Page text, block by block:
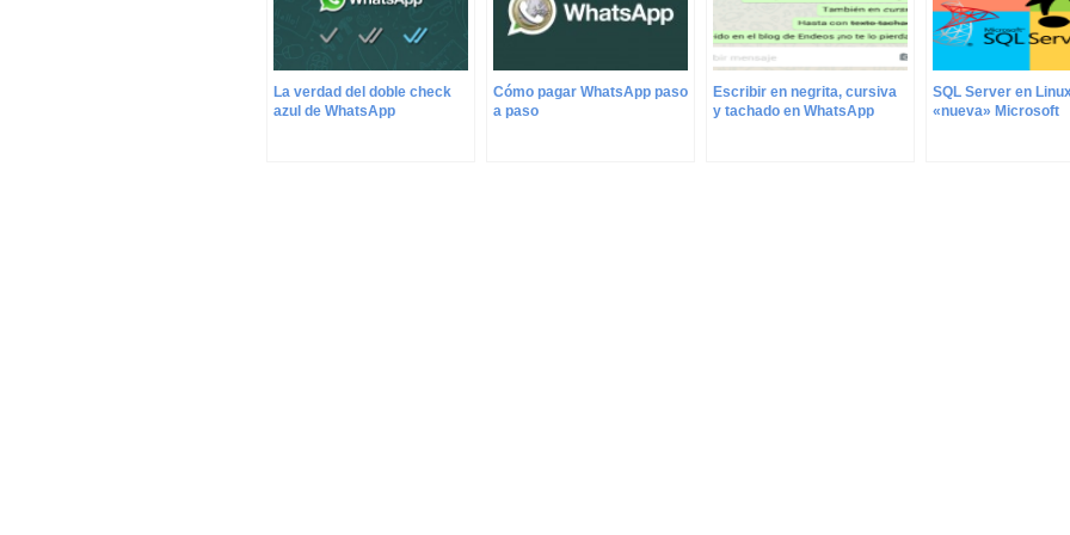
La verdad del doble check
azul de WhatsApp
Cómo pagar WhatsApp paso
a paso
Escribir en negrita, cursiva
y tachado en WhatsApp
SQL Server en
«nueva» Microsoft